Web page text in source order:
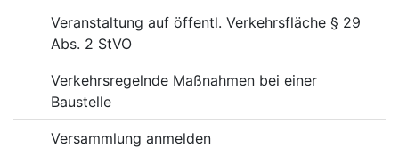
Veranstaltung auf öffentl. Verkehrsfläche § 29
Abs. 2 StVO
Verkehrsregelnde Maßnahmen bei einer
Baustelle
Versammlung anmelden